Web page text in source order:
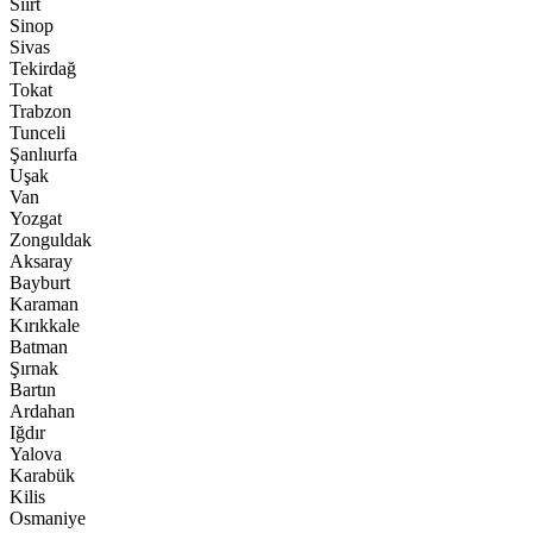
Siirt
Sinop
Sivas
Tekirdağ
Tokat
Trabzon
Tunceli
Şanlıurfa
Uşak
Van
Yozgat
Zonguldak
Aksaray
Bayburt
Karaman
Kırıkkale
Batman
Şırnak
Bartın
Ardahan
Iğdır
Yalova
Karabük
Kilis
Osmaniye